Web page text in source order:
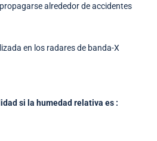
alrededor de accidentes
en los radares de banda-X
si la humedad relativa es :